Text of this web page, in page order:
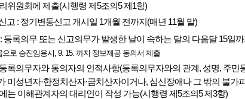
위원회에 제출(시행령 제5조의5 제1항)
고 : 정기변동신고 개시일 1개월 전까지(매년 11월 말)
등록의무 또는 신고의무가 발생한 날이 속하는 달의 다음달 15일
으로 승진임용시, 9. 15. 까지 정보제공 동의서 제출
록의무자와 동의자의 인적사항(등록의무자와의 관계, 성명, 주민
미성년자·한정치산자·금치산자이거나, 심신장애나 그 밖의 불
는 이해관계자의 대리인이 작성 가능(시행령 제5조의5 제3항)